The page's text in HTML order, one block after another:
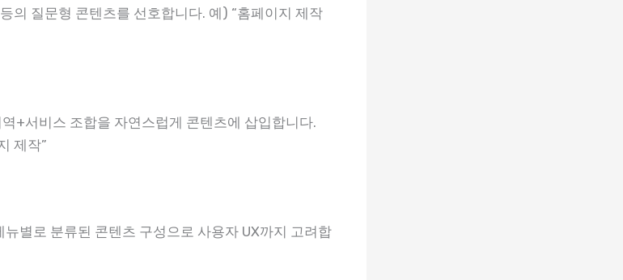
등의 질문형 콘텐츠를 선호합니다. 예) “홈페이지 제작
+서비스 조합을 자연스럽게 콘텐츠에 삽입합니다.
제작”
별로 분류된 콘텐츠 구성으로 사용자 UX까지 고려합